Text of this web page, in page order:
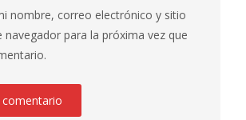
nombre, correo electrónico y sitio
navegador para la próxima vez que